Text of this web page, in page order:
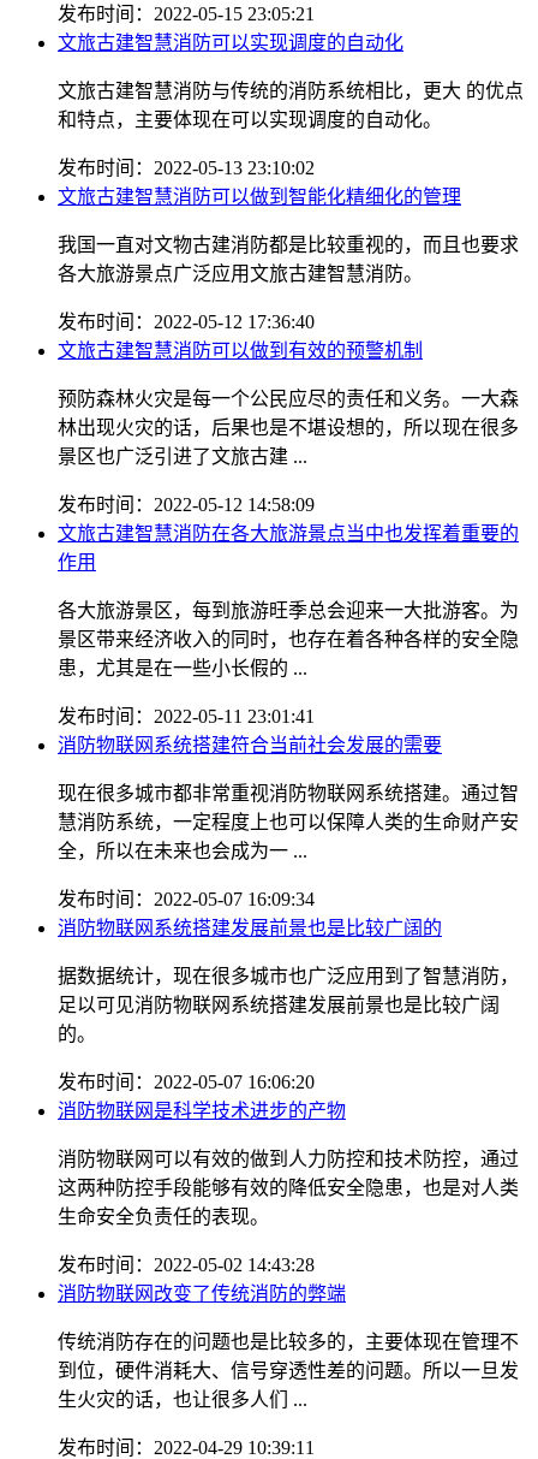
发布时间：2022-05-15 23:05:21
文旅古建智慧消防可以实现调度的自动化
文旅古建智慧消防与传统的消防系统相比，更大 的优点
和特点，主要体现在可以实现调度的自动化。
发布时间：2022-05-13 23:10:02
文旅古建智慧消防可以做到智能化精细化的管理
我国一直对文物古建消防都是比较重视的，而且也要求
各大旅游景点广泛应用文旅古建智慧消防。
发布时间：2022-05-12 17:36:40
文旅古建智慧消防可以做到有效的预警机制
预防森林火灾是每一个公民应尽的责任和义务。一大森
林出现火灾的话，后果也是不堪设想的，所以现在很多
景区也广泛引进了文旅古建 ...
发布时间：2022-05-12 14:58:09
文旅古建智慧消防在各大旅游景点当中也发挥着重要的
作用
各大旅游景区，每到旅游旺季总会迎来一大批游客。为
景区带来经济收入的同时，也存在着各种各样的安全隐
患，尤其是在一些小长假的 ...
发布时间：2022-05-11 23:01:41
消防物联网系统搭建符合当前社会发展的需要
现在很多城市都非常重视消防物联网系统搭建。通过智
慧消防系统，一定程度上也可以保障人类的生命财产安
全，所以在未来也会成为一 ...
发布时间：2022-05-07 16:09:34
消防物联网系统搭建发展前景也是比较广阔的
据数据统计，现在很多城市也广泛应用到了智慧消防，
足以可见消防物联网系统搭建发展前景也是比较广阔
的。
发布时间：2022-05-07 16:06:20
消防物联网是科学技术进步的产物
消防物联网可以有效的做到人力防控和技术防控，通过
这两种防控手段能够有效的降低安全隐患，也是对人类
生命安全负责任的表现。
发布时间：2022-05-02 14:43:28
消防物联网改变了传统消防的弊端
传统消防存在的问题也是比较多的，主要体现在管理不
到位，硬件消耗大、信号穿透性差的问题。所以一旦发
生火灾的话，也让很多人们 ...
发布时间：2022-04-29 10:39:11